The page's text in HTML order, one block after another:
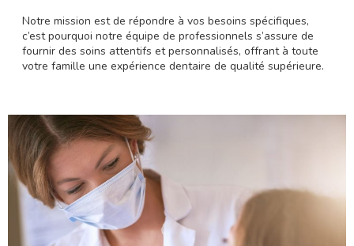
Notre mission est de répondre à vos besoins spécifiques,
c’est pourquoi notre équipe de professionnels s’assure de
fournir des soins attentifs et personnalisés, offrant à toute
votre famille une expérience dentaire de qualité supérieure.